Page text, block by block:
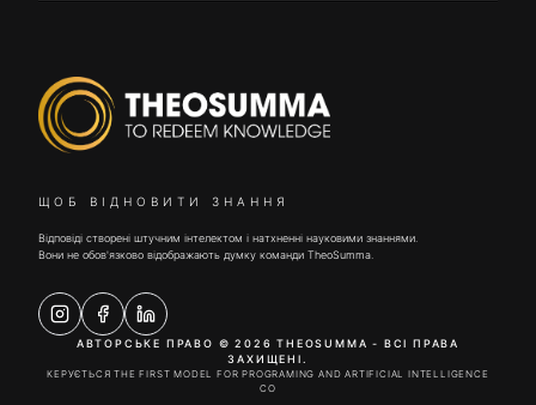
ЩОБ ВІДНОВИТИ ЗНАННЯ
Відповіді створені штучним інтелектом і натхненні науковими знаннями.
Вони не обов'язково відображають думку команди TheoSumma.
АВТОРСЬКЕ ПРАВО © 2026 THEOSUMMA - ВСІ ПРАВА
ЗАХИЩЕНІ.
КЕРУЄТЬСЯ THE FIRST MODEL FOR PROGRAMING AND ARTIFICIAL INTELLIGENCE
CO